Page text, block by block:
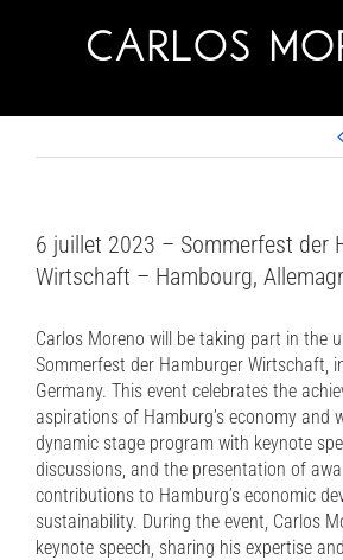
6 juillet 2023 – Sommerfest der
Wirtschaft – Hambourg,
Carlos Moreno will be taking part in the
Sommerfest der Hamburger Wirtschaft,
Germany. This event celebrates the
aspirations of Hamburg’s economy and
dynamic stage program with keynote
discussions, and the presentation of
contributions to Hamburg’s economic
sustainability. During the event, Carlos
keynote speech, sharing his expertise